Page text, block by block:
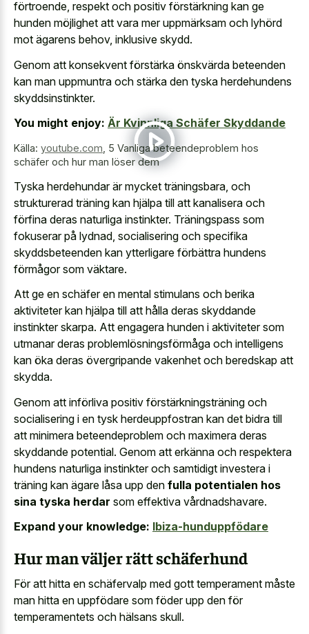
förtroende, respekt och positiv förstärkning kan ge
hunden möjlighet att vara mer uppmärksam och lyhörd
mot ägarens behov, inklusive skydd.
Genom att konsekvent förstärka önskvärda beteenden
kan man uppmuntra och stärka den tyska herdehundens
skyddsinstinkter.
You might enjoy: Är Kvinnliga Schäfer Skyddande
Källa: youtube.com 5 Vanliga beteendeproblem hos
schäfer och hur man löser dem
Tyska herdehundar är mycket träningsbara, och
strukturerad träning kan hjälpa till att kanalisera och
förfina deras naturliga instinkter. Träningspass som
fokuserar på lydnad, socialisering och specifika
skyddsbeteenden kan ytterligare förbättra hundens
förmågor som väktare.
Att ge en schäfer en mental stimulans och berika
aktiviteterkan hjälpa till att hålla deras skyddande
instinkter skarpa. Att engagera hunden i aktiviteter som
utmanar deras problemlösningsförmåga och intelligens
kan öka deras övergripande vakenhet och beredskap att
skydda.
Genom att införliva positiv förstärkningsträning och
socialisering i en tysk herdeuppfostran kan det bidra till
att minimera beteendeproblem och maximera deras
skyddande potential. Genom att erkänna och respektera
hundens naturliga instinkter och samtidigt investera i
träning kan ägare låsa upp den fulla potentialen hos
sina tyska herdar som effektiva vårdnadshavare.
Expand your knowledge: Ibiza-hunduppfödare
Hur man väljer rätt schäferhund
För att hitta en schäfervalp med gott temperament måste
man hitta en uppfödare som föder upp den för
temperamentets och hälsans skull.